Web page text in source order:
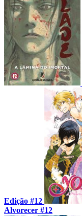
Edição #12
Alvorecer #12